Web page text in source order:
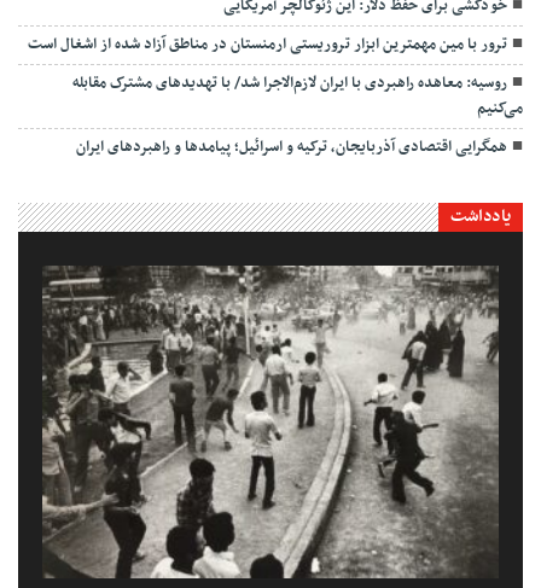
خودکشی برای حفظ دلار: این ژئوکالچر آمریکایی
ترور با مین مهمترین ابزار تروریستی ارمنستان در مناطق آزاد شده از اشغال است
روسیه: معاهده راهبردی با ایران لازم‌الاجرا شد/ با تهدیدهای مشترک مقابله
می‌کنیم
همگرایی اقتصادی آذربایجان، ترکیه و اسرائیل؛ پیامدها و راهبردهای ایران
یادداشت